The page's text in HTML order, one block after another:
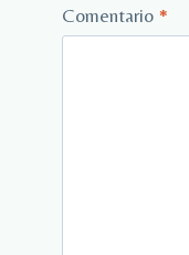
Comentario *